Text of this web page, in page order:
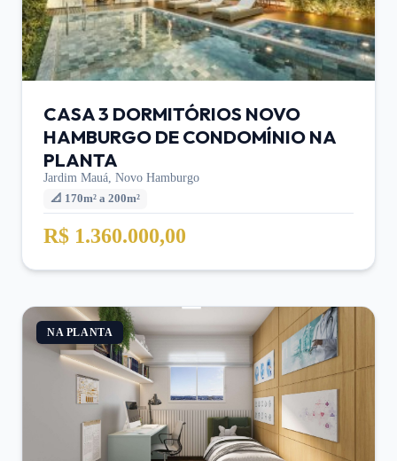
CASA 3 DORMITÓRIOS NOVO
HAMBURGO DE CONDOMÍNIO NA
PLANTA
Jardim Mauá, Novo Hamburgo
📐 170m² a 200m²
R$ 1.360.000,00
NA PLANTA